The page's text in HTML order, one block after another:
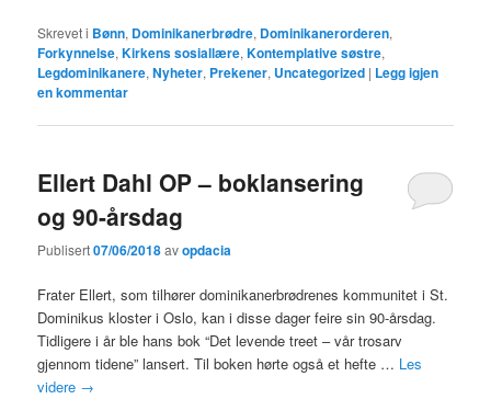
Skrevet i Bønn, Dominikanerbrødre, Dominikanerorderen,
Forkynnelse,Kirkens sosiallære,Kontemplative søstre,
Legdominikanere,Nyheter, Prekener, Uncategorized | Legg igjen
en kommentar
Ellert Dahl OP – boklansering
og 90-årsdag
Publisert07/06/2018avopdacia
Frater Ellert, som tilhører dominikanerbrødrenes kommunitet i St.
Dominikus kloster i Oslo, kan i disse dager feire sin 90-årsdag.
Tidligere i år ble hans bok “Det levende treet – vår trosarv
gjennom tidene” lansert. Til boken hørte også et hefte … Les
videre →